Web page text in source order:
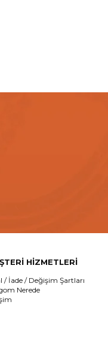
HİZMETLERİ
/ İade / Değişim Şartları
Nerede